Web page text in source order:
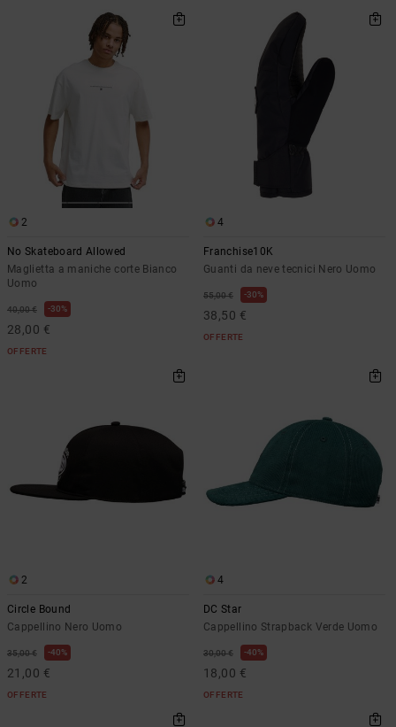
2
No Skateboard Allowed
Maglietta a maniche corte Bianco
Uomo
40,00 € 30%
28,00 €
OFFERTE
4
Franchise10K
Guanti da neve tecnici Nero Uomo
55,00 € 30%
38,50 €
OFFERTE
2
Circle Bound
Cappellino Nero Uomo
35,00 € 40%
21,00 €
OFFERTE
4
DC Star
Cappellino Strapback Verde Uomo
30,00 € 40%
18,00 €
OFFERTE